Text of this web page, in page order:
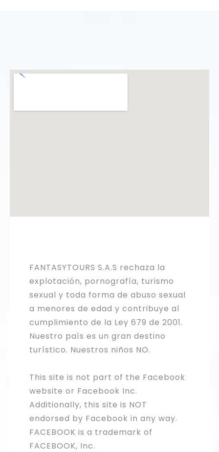
FANTASYTOURS S.A.S rechaza la
explotación, pornografía, turismo
sexual y toda forma de abuso sexual
a menores de edad y contribuye al
cumplimiento de la Ley 679 de 2001.
Nuestro país es un gran destino
turístico. Nuestros niños NO.
This site is not part of the Facebook
website or Facebook Inc.
Additionally, this site is NOT
endorsed by Facebook in any way.
FACEBOOK is a trademark of
FACEBOOK, Inc.